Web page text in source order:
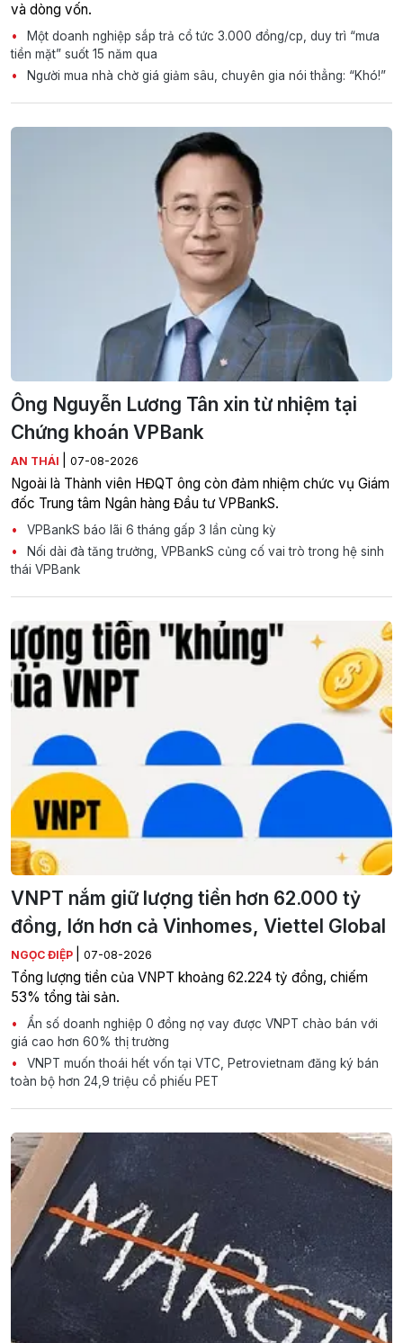
và dòng vốn.
Một doanh nghiệp sắp trả cổ tức 3.000 đồng/cp, duy trì “mưa
tiền mặt” suốt 15 năm qua
Người mua nhà chờ giá giảm sâu, chuyên gia nói thẳng: “Khó!”
Ông Nguyễn Lương Tân xin từ nhiệm tại
Chứng khoán VPBank
AN THÁI 07-08-2026
Ngoài là Thành viên HĐQT ông còn đảm nhiệm chức vụ Giám
đốc Trung tâm Ngân hàng Đầu tư VPBankS.
VPBankS báo lãi 6 tháng gấp 3 lần cùng kỳ
Nối dài đà tăng trưởng, VPBankS củng cố vai trò trong hệ sinh
thái VPBank
VNPT nắm giữ lượng tiền hơn 62.000 tỷ
đồng, lớn hơn cả Vinhomes, Viettel Global
NGỌC ĐIỆP 07-08-2026
Tổng lượng tiền của VNPT khoảng 62.224 tỷ đồng, chiếm
53% tổng tài sản.
Ẩn số doanh nghiệp 0 đồng nợ vay được VNPT chào bán với
giá cao hơn 60% thị trường
VNPT muốn thoái hết vốn tại VTC, Petrovietnam đăng ký bán
toàn bộ hơn 24,9 triệu cổ phiếu PET